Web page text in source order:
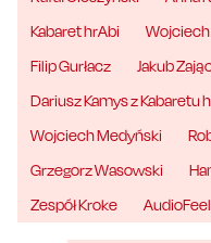
Kabaret hrAbi
Filip Gurłacz
Jakub
Dariusz Kamys z Kabaretu
Wojciech Medyński
Grzegorz Wasowski
Zespół Kroke